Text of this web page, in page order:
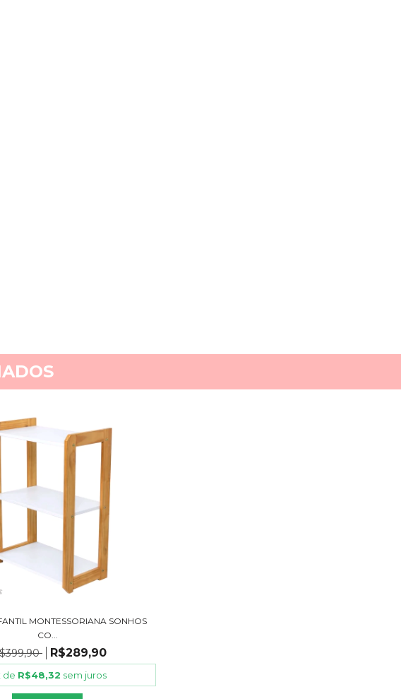
MONTESSORIANA SONHOS
CO...
R$289,90
de R$48,32 sem juros